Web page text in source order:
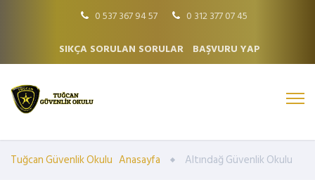
0 537 367 94 57 0 312 377 07 45
SIKÇA SORULAN SORULAR BAŞVURU YAP
Tuğcan Güvenlik Okulu Anasayfa Altındağ Güvenlik Okulu